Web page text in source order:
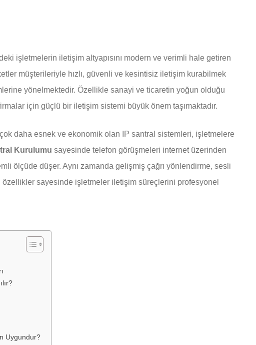
işletmelerin iletişim altyapısını modern ve verimli hale getiren
müşterileriyle hızlı, güvenli ve kesintisiz iletişim kurabilmek
yönelmektedir. Özellikle sanayi ve ticaretin yoğun olduğu
için güçlü bir iletişim sistemi büyük önem taşımaktadır.
daha esnek ve ekonomik olan IP santral sistemleri, işletmelere
Kurulumu sayesinde telefon görüşmeleri internet üzerinden
ölçüde düşer. Aynı zamanda gelişmiş çağrı yönlendirme, sesli
sayesinde işletmeler iletişim süreçlerini profesyonel
Uygundur?